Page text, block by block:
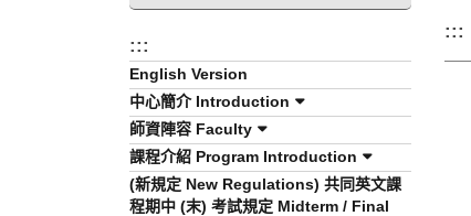
:::
English Version
中心簡介 Introduction
師資陣容 Faculty
課程介紹 Program Introduction
(新規定 New Regulations) 共同英文課
程期中 (末) 考試規定 Midterm / Final
:::